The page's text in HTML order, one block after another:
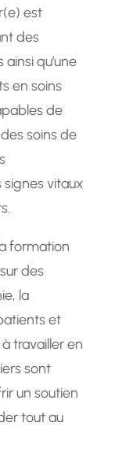
est
des
qu’une
en soins
de
soins de
vitaux
formation
des
la
et
travailler en
sont
un soutien
tout au